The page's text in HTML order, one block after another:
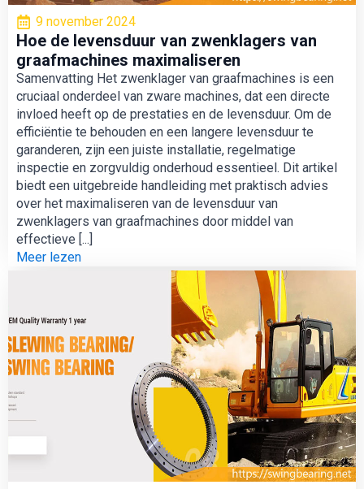
9 november 2024
Hoe de levensduur van zwenklagers van
graafmachines maximaliseren
Samenvatting Het zwenklager van graafmachines is een
cruciaal onderdeel van zware machines, dat een directe
invloed heeft op de prestaties en de levensduur. Om de
efficiëntie te behouden en een langere levensduur te
garanderen, zijn een juiste installatie, regelmatige
inspectie en zorgvuldig onderhoud essentieel. Dit artikel
biedt een uitgebreide handleiding met praktisch advies
over het maximaliseren van de levensduur van
zwenklagers van graafmachines door middel van
effectieve [...]
Meer lezen